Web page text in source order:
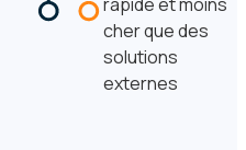
cher que des
solutions
externes